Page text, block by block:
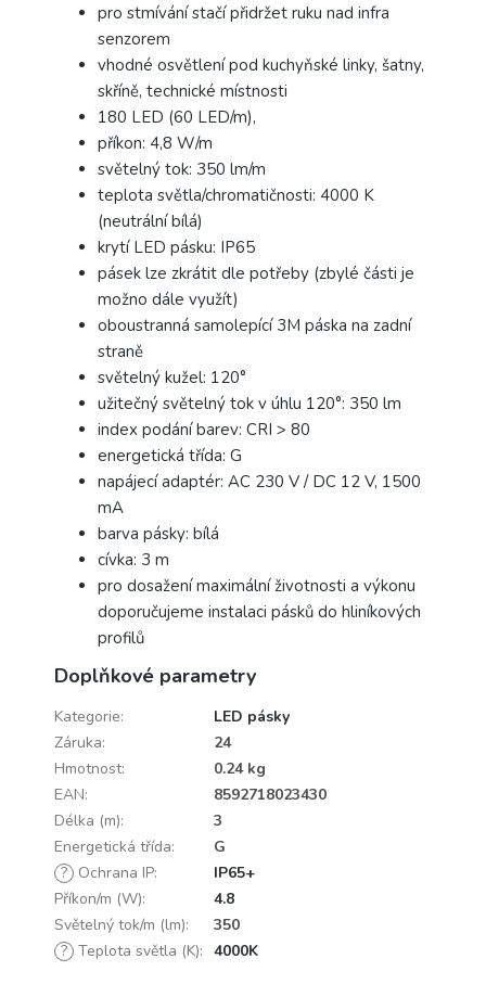
pro stmívání stačí přidržet ruku nad infra
senzorem
vhodné osvětlení pod kuchyňské linky, šatny,
skříně, technické místnosti
180 LED (60 LED/m),
příkon: 4,8 W/m
světelný tok: 350 lm/m
teplota světla/chromatičnosti: 4000 K
(neutrální bílá)
krytí LED pásku: IP65
pásek lze zkrátit dle potřeby (zbylé části je
možno dále využít)
oboustranná samolepící 3M páska na zadní
straně
světelný kužel: 120°
užitečný světelný tok v úhlu 120°: 350 lm
index podání barev: CRI > 80
energetická třída: G
napájecí adaptér: AC 230 V / DC 12 V, 1500
mA
barva pásky: bílá
cívka: 3 m
pro dosažení maximální životnosti a výkonu
doporučujeme instalaci pásků do hliníkových
profilů
Doplňkové parametry
Kategorie:
LED pásky
Záruka:
24
Hmotnost:
0.24 kg
EAN:
8592718023430
Délka (m):
3
Energetická třída:
G
? Ochrana IP:
IP65+
Příkon/m (W):
4.8
Světelný tok/m (lm):
350
? Teplota světla (K): 4000K